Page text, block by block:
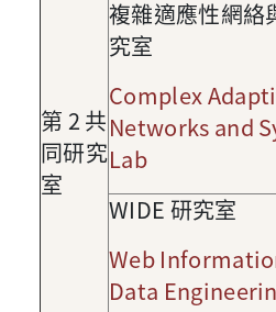
第 2 共
同研究
室
複雜適應性網絡
究室
Complex
Networks and
Lab
WIDE 研究室
Web
Data